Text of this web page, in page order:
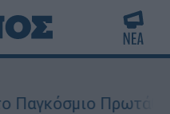
Πρωτάθλημα